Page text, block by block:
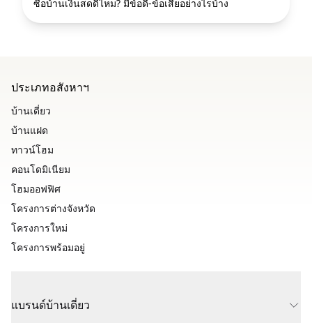
ซื้อบ้านเงินสดดีไหม? มีข้อดี-ข้อเสียอย่างไรบ้าง
ประเภทอสังหาฯ
บ้านเดี่ยว
บ้านแฝด
ทาวน์โฮม
คอนโดมิเนียม
โฮมออฟฟิศ
โครงการต่างจังหวัด
โครงการใหม่
โครงการพร้อมอยู่
แบรนด์บ้านเดี่ยว